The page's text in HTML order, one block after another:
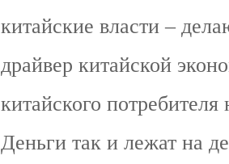
китайские власти –
драйвер китайской
китайского
Деньги так и лежат на